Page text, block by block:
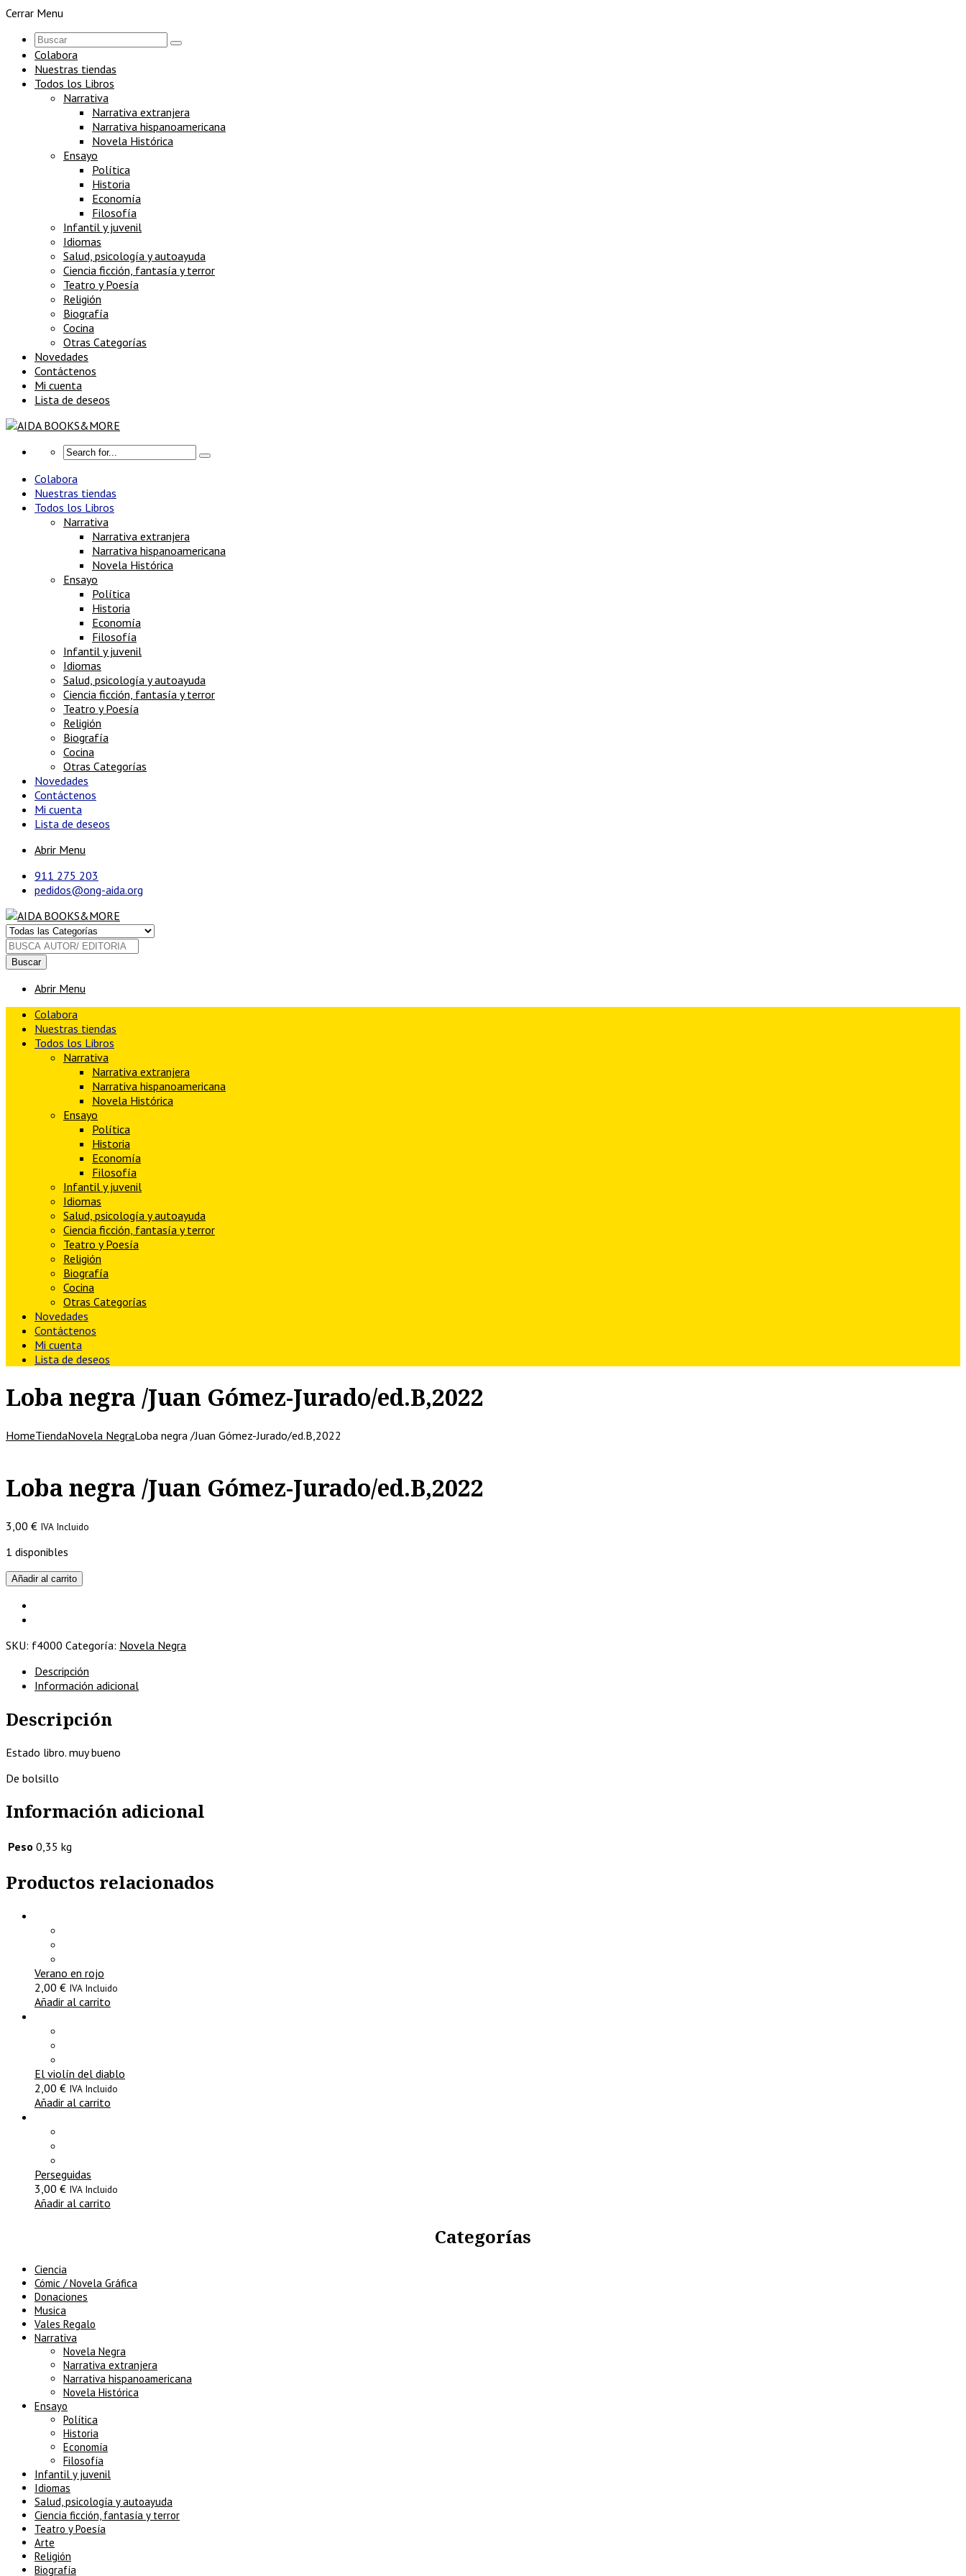
Cerrar Menu
Colabora
Nuestras tiendas
Todos los Libros
Narrativa
Narrativa extranjera
Narrativa hispanoamericana
Novela Histórica
Ensayo
Política
Historia
Economía
Filosofía
Infantil y juvenil
Idiomas
Salud, psicología y autoayuda
Ciencia ficción, fantasía y terror
Teatro y Poesía
Religión
Biografía
Cocina
Otras Categorías
Novedades
Contáctenos
Mi cuenta
Lista de deseos
Colabora
Nuestras tiendas
Todos los Libros
Narrativa
Narrativa extranjera
Narrativa hispanoamericana
Novela Histórica
Ensayo
Política
Historia
Economía
Filosofía
Infantil y juvenil
Idiomas
Salud, psicología y autoayuda
Ciencia ficción, fantasía y terror
Teatro y Poesía
Religión
Biografía
Cocina
Otras Categorías
Novedades
Contáctenos
Mi cuenta
Lista de deseos
Abrir Menu
911 275 203
pedidos@ong-aida.org
Buscar
Abrir Menu
Colabora
Nuestras tiendas
Todos los Libros
Narrativa
Narrativa extranjera
Narrativa hispanoamericana
Novela Histórica
Ensayo
Política
Historia
Economía
Filosofía
Infantil y juvenil
Idiomas
Salud, psicología y autoayuda
Ciencia ficción, fantasía y terror
Teatro y Poesía
Religión
Biografía
Cocina
Otras Categorías
Novedades
Contáctenos
Mi cuenta
Lista de deseos
Loba negra /Juan Gómez-Jurado/ed.B,2022
HomeTiendaNovela NegraLoba negra /Juan Gómez-Jurado/ed.B,2022
Loba negra /Juan Gómez-Jurado/ed.B,2022
3,00 € IVA Incluido
1 disponibles
Loba
negra
/Juan
Gómez-
cantidad
Añadir al carrito
SKU: f4000 Categoría: Novela Negra
Descripción
Información adicional
Descripción
Estado libro. muy bueno
De bolsillo
Información adicional
Peso 0,35 kg
Productos relacionados
Verano en rojo
2,00 € IVA Incluido
Añadir al carrito
El violín del diablo
2,00 € IVA Incluido
Añadir al carrito
Perseguidas
3,00 € IVA Incluido
Añadir al carrito
Categorías
Ciencia
Cómic / Novela Gráfica
Donaciones
Musica
Vales Regalo
Narrativa
Novela Negra
Narrativa extranjera
Narrativa hispanoamericana
Novela Histórica
Ensayo
Política
Historia
Economía
Filosofía
Infantil y juvenil
Idiomas
Salud, psicología y autoayuda
Ciencia ficción, fantasía y terror
Teatro y Poesía
Arte
Religión
Biografía